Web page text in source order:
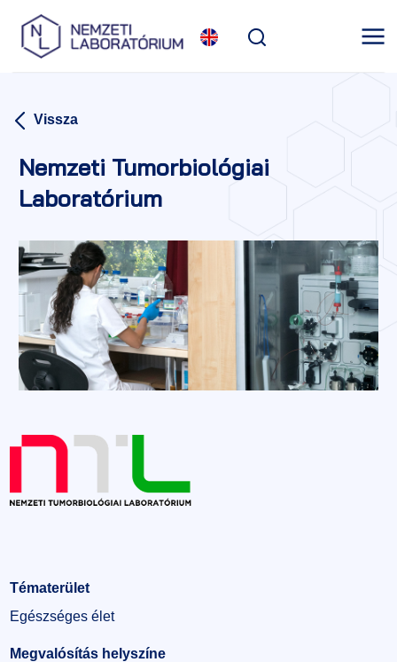
Vissza
Nemzeti Tumorbiológiai
Laboratórium
Tématerület
Egészséges élet
Megvalósítás helyszíne